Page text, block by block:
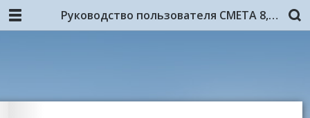
Руководство пользователя СМЕТА 8, 4-я редакция